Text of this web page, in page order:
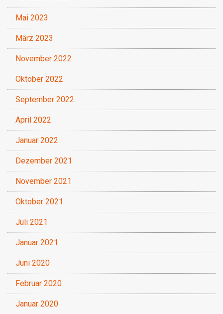
Mai 2023
März 2023
November 2022
Oktober 2022
September 2022
April 2022
Januar 2022
Dezember 2021
November 2021
Oktober 2021
Juli 2021
Januar 2021
Juni 2020
Februar 2020
Januar 2020